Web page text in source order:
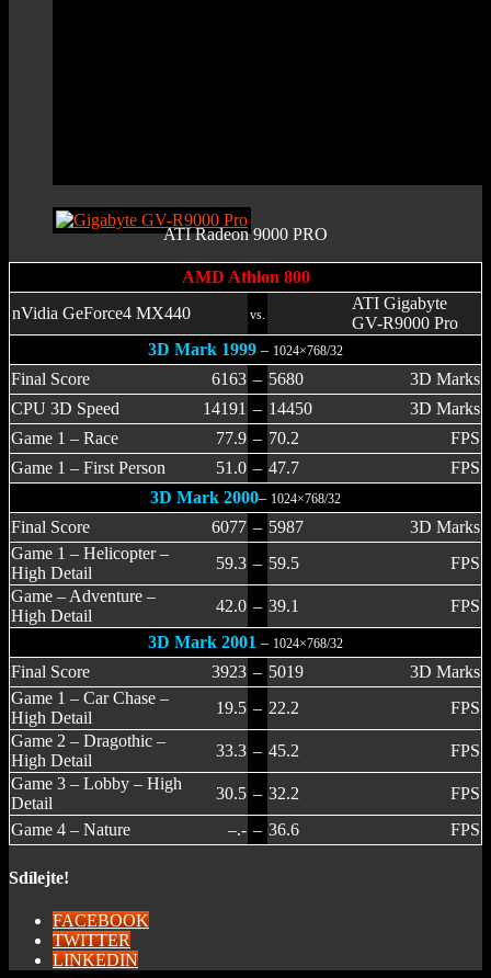
ATI Radeon 9000 PRO
AMD Athlon 800
nVidia GeForce4 MX440
vs.
ATI Gigabyte
GV-R9000 Pro
3D Mark 1999 – 1024×768/32
Final Score 6163 – 5680
3D Marks
CPU 3D Speed
14191 – 14450
3D Marks
Game 1 – Race
77.9 – 70.2
FPS
Game 1 – First Person
51.0 – 47.7
FPS
3D Mark 2000– 1024×768/32
Final Score 6077 – 5987
3D Marks
Game 1 – Helicopter –
High Detail
59.3 – 59.5
FPS
Game – Adventure –
High Detail
42.0 – 39.1
FPS
3D Mark 2001 – 1024×768/32
Final Score 3923 – 5019
3D Marks
Game 1 – Car Chase –
High Detail
19.5 – 22.2
FPS
Game 2 – Dragothic –
High Detail
33.3 – 45.2
FPS
Game 3 – Lobby – High
Detail
30.5 – 32.2
FPS
Game 4 – Nature
–.- – 36.6 FPS
Sdílejte!
FACEBOOK
TWITTER
LINKEDIN